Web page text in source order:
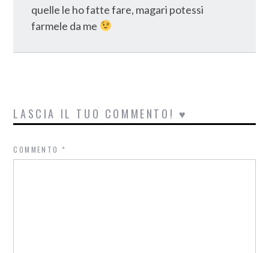
quelle le ho fatte fare, magari potessi
farmele da me
LASCIA IL TUO COMMENTO! ♥
COMMENTO*